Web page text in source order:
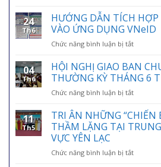
ỨNG
NGÀY
BẢO
HIỂM
TẾ
VIỆT
01/7:
HIỂM
Y
ĐIỂM
24
Th6
HƯỚNG DẪN TÍCH HỢP
VÀO ỨNG DỤNG VNeID
Chức năng bình luận bị tắtở
DẪN
TÍCH
HỢP
THẺ
HIỂM
Y
ỨNG
04
Th6
HỘI NGHỊ GIAO BAN
THƯỜNG KỲ THÁNG 6
Chức năng bình luận bị tắtở
NGHỊ
GIAO
BAN
MÔN
11
Th5
TRI ÂN NHỮNG “CHIẾN
THẦM LẶNG TẠI
VỰC YÊN LẠC
Chức năng bình luận bị tắtở